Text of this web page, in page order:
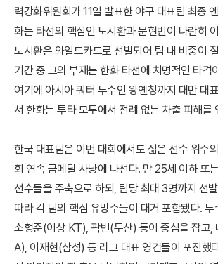
력강화위원회가 11일 발표한 야구 대표팀 최종
화는 타선의 핵심인 노시환과 문현빈이 나란히
노시환은 와일드카드로 선발되어 팀 내 비중이
기간 중 그의 부재는 한화 타선에 치명적인 타격
여기에 아시아 쿼터 투수인 왕옌청까지 대만 대
서 한화는 투타 모두에서 전례 없는 차출 피해를
한국 대표팀은 이번 대회에서도 젊은 선수 위주
회 연속 금메달 사냥에 나선다. 만 25세 이하 또
선수들을 주축으로 하되, 팀당 최대 3명까지 선
따라 각 팀의 핵심 유망주들이 대거 포함됐다.
소형준(이상 KT), 곽빈(두산) 등이 중심을 잡고,
A), 이재현(삼성) 등 리그 대표 영건들이 포진했